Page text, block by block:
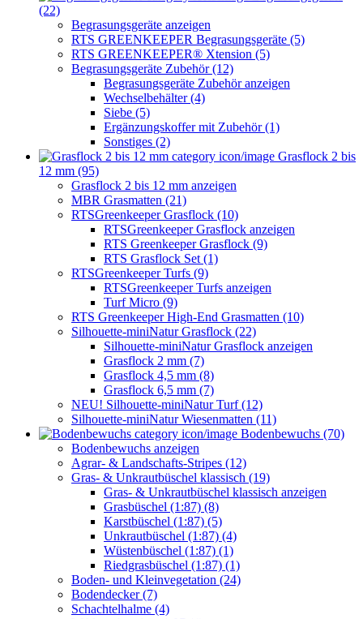
(22)
Begrasungsgeräte anzeigen
RTS GREENKEEPER Begrasungsgeräte (5)
RTS GREENKEEPER® Xtension (5)
Begrasungsgeräte Zubehör (12)
Begrasungsgeräte Zubehör anzeigen
Wechselbehälter (4)
Siebe (5)
Ergänzungskoffer mit Zubehör (1)
Sonstiges (2)
Grasflock 2 bis
12 mm (95)
Grasflock 2 bis 12 mm anzeigen
MBR Grasmatten (21)
RTSGreenkeeper Grasflock (10)
RTSGreenkeeper Grasflock anzeigen
RTS Greenkeeper Grasflock (9)
RTS Grasflock Set (1)
RTSGreenkeeper Turfs (9)
RTSGreenkeeper Turfs anzeigen
Turf Micro (9)
RTS Greenkeeper High-End Grasmatten (10)
Silhouette-miniNatur Grasflock (22)
Silhouette-miniNatur Grasflock anzeigen
Grasflock 2 mm (7)
Grasflock 4,5 mm (8)
Grasflock 6,5 mm (7)
NEU! Silhouette-miniNatur Turf (12)
Silhouette-miniNatur Wiesenmatten (11)
Bodenbewuchs (70)
Bodenbewuchs anzeigen
Agrar- & Landschafts-Stripes (12)
Gras- & Unkrautbüschel klassisch (19)
Gras- & Unkrautbüschel klassisch anzeigen
Grasbüschel (1:87) (8)
Karstbüschel (1:87) (5)
Unkrautbüschel (1:87) (4)
Wüstenbüschel (1:87) (1)
Riedgrasbüschel (1:87) (1)
Boden- und Kleinvegetation (24)
Bodendecker (7)
Schachtelhalme (4)